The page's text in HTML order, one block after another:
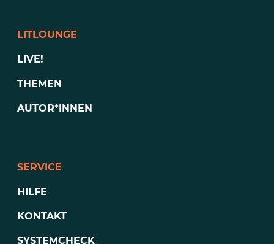
LITLOUNGE
LIVE!
THEMEN
AUTOR*INNEN
SERVICE
HILFE
KONTAKT
SYSTEMCHECK